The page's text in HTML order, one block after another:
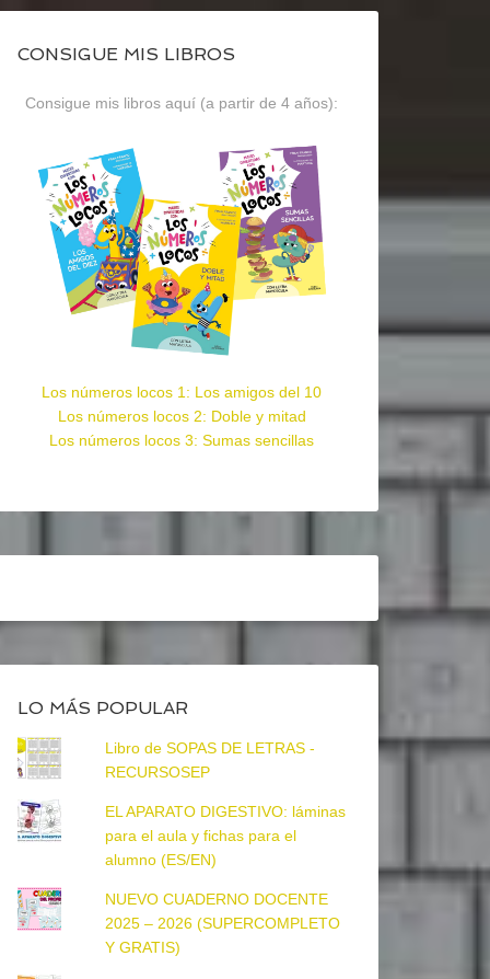
CONSIGUE MIS LIBROS
Consigue mis libros aquí (a partir de 4 años):
Los números locos 1: Los amigos del 10
Los números locos 2: Doble y mitad
Los números locos 3: Sumas sencillas
LO MÁS POPULAR
Libro de SOPAS DE LETRAS -
RECURSOSEP
EL APARATO DIGESTIVO: láminas
para el aula y fichas para el
alumno (ES/EN)
NUEVO CUADERNO DOCENTE
2025 – 2026 (SUPERCOMPLETO
Y GRATIS)